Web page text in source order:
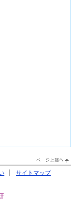
PageTop↑
サイトマップ